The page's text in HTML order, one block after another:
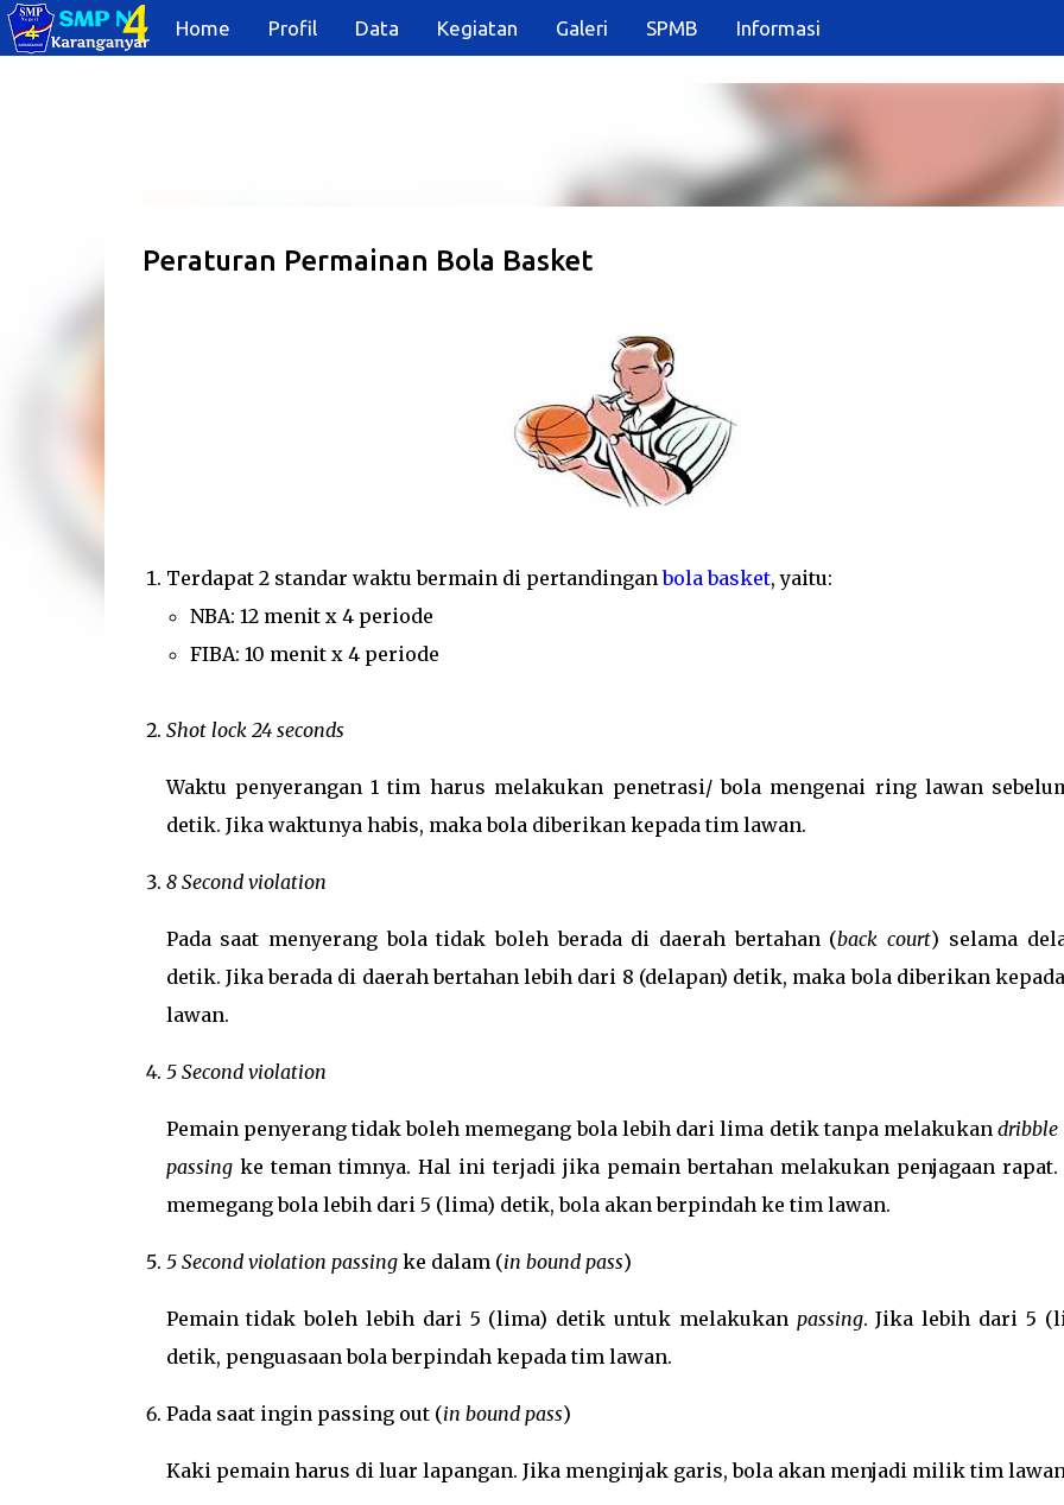
Home Profil Data Kegiatan Galeri SPMB Informasi
Langsung ke konten utama
Peraturan Permainan Bola Basket
Terdapat 2 standar waktu bermain di pertandinganbola basket, yaitu:
NBA: 12 menit x 4 periode
FIBA: 10 menit x 4 periode
Shot lock 24 seconds
Waktu penyerangan 1 tim harus melakukan penetrasi/ bola mengenai ring lawan
detik. Jika waktunya habis, maka bola diberikan kepada tim lawan.
8 Second violation
Pada saat menyerang bola tidak boleh berada di daerah bertahan (back court) selama
detik. Jika berada di daerah bertahan lebih dari 8 (delapan) detik, maka bola diberikan
lawan.
5 Second violation
Pemain penyerang tidak boleh memegang bola lebih dari lima detik tanpa melakukandribble
passingke teman timnya. Hal ini terjadi jika pemain bertahan melakukan penjagaan rapat.
memegang bola lebih dari 5 (lima) detik, bola akan berpindah ke tim lawan.
5 Second violation passingke dalam (in bound pass)
Pemain tidak boleh lebih dari 5 (lima) detik untuk melakukan passing. Jika lebih dari 5
detik, penguasaan bola berpindah kepada tim lawan.
Pada saat ingin passing out (in bound pass)
Kaki pemain harus di luar lapangan. Jika menginjak garis, bola akan menjadi milik tim